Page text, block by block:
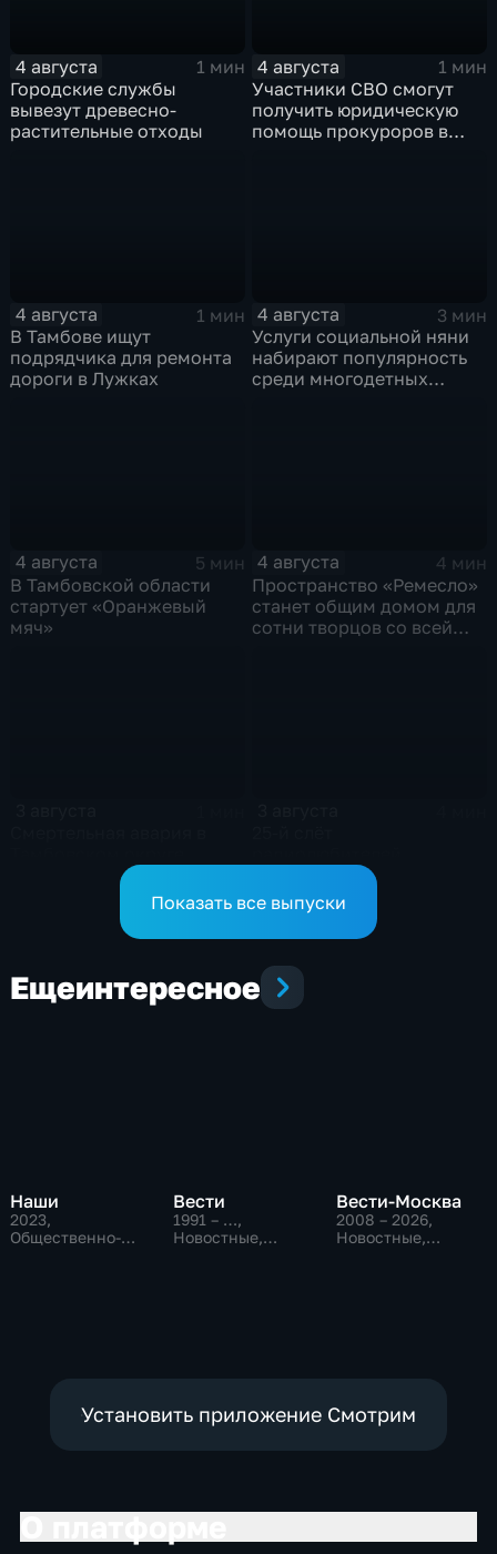
4 августа
1 мин
Городские службы
вывезут древесно-
растительные отходы
4 августа
1 мин
Участники СВО смогут
получить юридическую
помощь прокуроров в
4 августа
1 мин
В Тамбове ищут
подрядчика для ремонта
дороги в Лужках
4 августа
3 мин
Услуги социальной няни
набирают популярность
среди многодетных
4 августа
5 мин
В Тамбовской области
стартует «Оранжевый
мяч»
4 августа
4 мин
Пространство «Ремесло»
станет общим домом для
сотни творцов со всей
Показать все выпуски
Ещеинтересное
Наши
2023,
Общественно-
Вести
1991 – …,
Новостные,
Вести-Москва
2008 – 2026,
Новостные,
Установить приложение Смотрим